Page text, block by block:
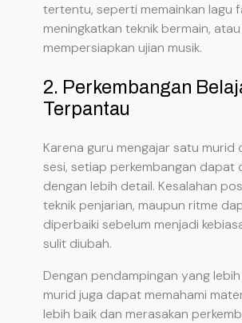
tertentu, seperti memainkan lagu
meningkatkan teknik bermain, atau
mempersiapkan ujian musik.
2. Perkembangan
Terpantau
Karena guru mengajar satu murid
sesi, setiap perkembangan dapat
dengan lebih detail. Kesalahan
teknik penjarian, maupun ritme
diperbaiki sebelum menjadi
sulit diubah.
Dengan pendampingan yang
murid juga dapat memahami
lebih baik dan merasakan